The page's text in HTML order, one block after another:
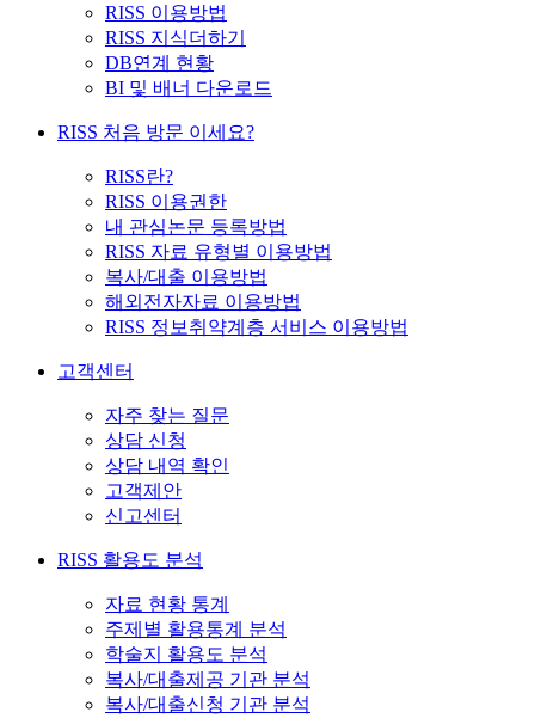
RISS 이용방법
RISS 지식더하기
DB연계 현황
BI 및 배너 다운로드
RISS 처음 방문 이세요?
RISS란?
RISS 이용권한
내 관심논문 등록방법
RISS 자료 유형별 이용방법
복사/대출 이용방법
해외전자자료 이용방법
RISS 정보취약계층 서비스 이용방법
고객센터
자주 찾는 질문
상담 신청
상담 내역 확인
고객제안
신고센터
RISS 활용도 분석
자료 현황 통계
주제별 활용통계 분석
학술지 활용도 분석
복사/대출제공 기관 분석
복사/대출신청 기관 분석